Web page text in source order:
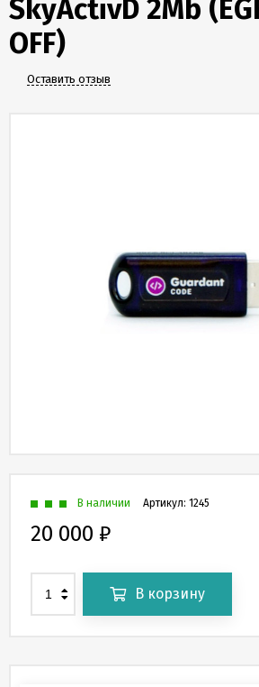
Скидки
бонусы
SkyActivD 2Mb
OFF)
Оставить отзыв
Артикул: 1245
В наличии
20 000 ₽
В корзину